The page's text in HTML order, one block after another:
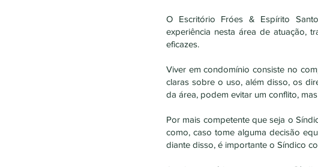
O Escritório Fróes & Espírito
experiência nesta área de atuação,
eficazes.
Viver em condomínio consiste no
claras sobre o uso, além disso, os
da área, podem evitar um conflito,
Por mais competente que seja o
como, caso tome alguma decisão
diante disso, é importante o Síndico